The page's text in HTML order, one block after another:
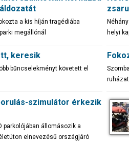
a kis híján tragédiába
megállónál
helyi
keresik
bűncselekményt követett el
szimulátor érkezik
parkolójában állomásozik a
elnevezésű országjáró